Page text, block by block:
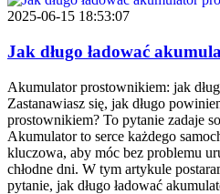
2025-06-15 18:53:07
Jak długo ładować
Akumulator prostownikiem: jak
Zastanawiasz się, jak długo
prostownikiem? To pytanie zadaje
Akumulator to serce każdego
kluczowa, aby móc bez problemu
chłodne dni. W tym artykule
pytanie, jak długo ładować